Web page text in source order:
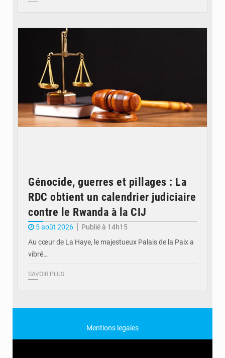
Génocide, guerres et pillages : La
RDC obtient un calendrier judiciaire
contre le Rwanda à la CIJ
5 août 2026
Publié à 14h15
Au cœur de La Haye, le majestueux Palais de la Paix a
vibré…
SAVOIR PLUS
Mentions legales